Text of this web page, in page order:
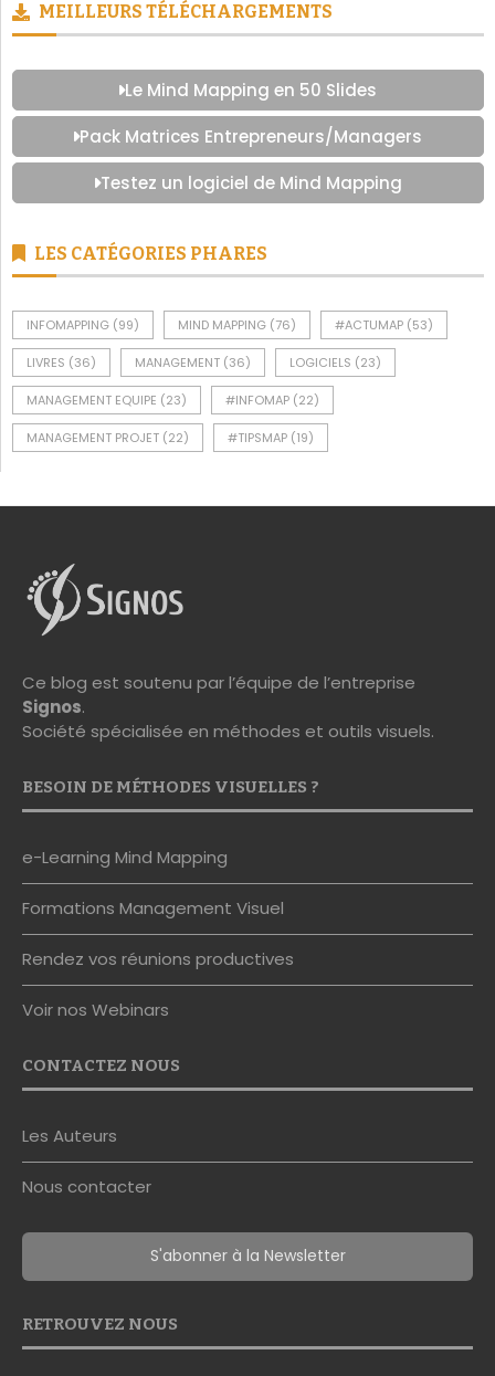
MEILLEURS TÉLÉCHARGEMENTS
Le Mind Mapping en 50 Slides
Pack Matrices Entrepreneurs/Managers
Testez un logiciel de Mind Mapping
LES CATÉGORIES PHARES
INFOMAPPING (99) MIND MAPPING (76) #ACTUMAP (53)
LIVRES (36) MANAGEMENT (36) LOGICIELS (23)
MANAGEMENT EQUIPE (23) #INFOMAP (22)
MANAGEMENT PROJET (22) #TIPSMAP (19)
Ce blog est soutenu par l’équipe de l’entreprise
Signos.
Société spécialisée en méthodes et outils visuels.
BESOIN DE MÉTHODES VISUELLES ?
e-Learning Mind Mapping
Formations Management Visuel
Rendez vos réunions productives
Voir nos Webinars
CONTACTEZ NOUS
Les Auteurs
Nous contacter
S'abonner à la Newsletter
RETROUVEZ NOUS